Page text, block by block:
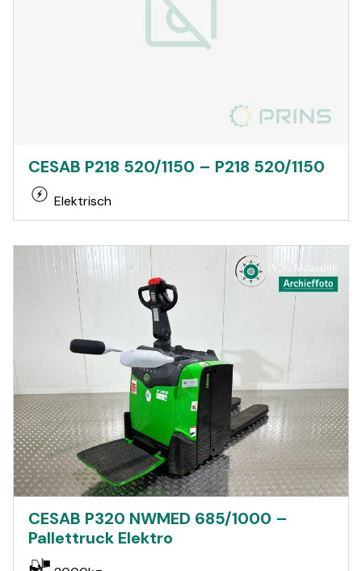
CESAB P218 520/1150 – P218 520/1150
Elektrisch
CESAB P320 NWMED 685/1000 –
Pallettruck Elektro